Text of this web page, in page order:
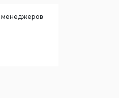
менеджеров